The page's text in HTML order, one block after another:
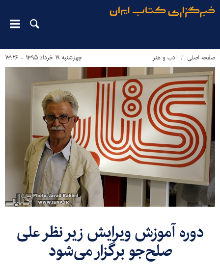
صفحه اصلی ادب و هنر چهارشنبه ۱۹ خرداد ۱۳۹۵ - ۱۳:۲۶
​دوره آموزش ویرایش زیر نظر علی
صلح‌جو برگزار می‌شود